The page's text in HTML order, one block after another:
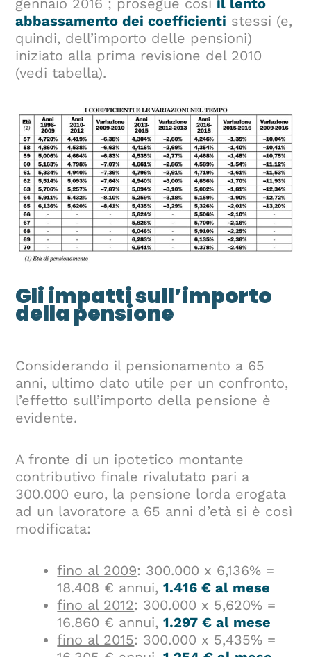
gennaio 2016 ; prosegue così il lento
abbassamento dei coefficienti stessi (e,
quindi, dell’importo delle pensioni)
iniziato alla prima revisione del 2010
(vedi tabella).
Gli impatti sull’importo
della pensione
Considerando il pensionamento a 65
anni, ultimo dato utile per un confronto,
l’effetto sull’importo della pensione è
evidente.
A fronte di un ipotetico montante
contributivo finale rivalutato pari a
300.000 euro, la pensione lorda erogata
ad un lavoratore a 65 anni d’età si è così
modificata:
fino al 2009: 300.000 x 6,136% =
18.408 € annui,1.416 € al mese
fino al 2012: 300.000 x 5,620% =
16.860 € annui,1.297 € al mese
fino al 2015: 300.000 x 5,435% =